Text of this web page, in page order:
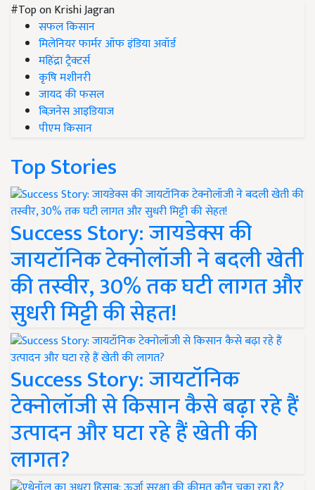
#Top on Krishi Jagran
सफल किसान
मिलेनियर फार्मर ऑफ इंडिया अवॉर्ड
महिंद्रा ट्रैक्टर्स
कृषि मशीनरी
जायद की फसल
बिज़नेस आइडियाज
पीएम किसान
Top Stories
Success Story: जायडेक्स की
जायटॉनिक टेक्नोलॉजी ने बदली खेती
की तस्वीर, 30% तक घटी लागत और
सुधरी मिट्टी की सेहत!
Success Story: जायटॉनिक
टेक्नोलॉजी से किसान कैसे बढ़ा रहे हैं
उत्पादन और घटा रहे हैं खेती की
लागत?